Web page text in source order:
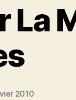
La
2010